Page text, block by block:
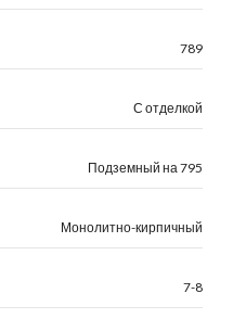
789
С отделкой
Подземный на 795
Монолитно-кирпичный
7-8